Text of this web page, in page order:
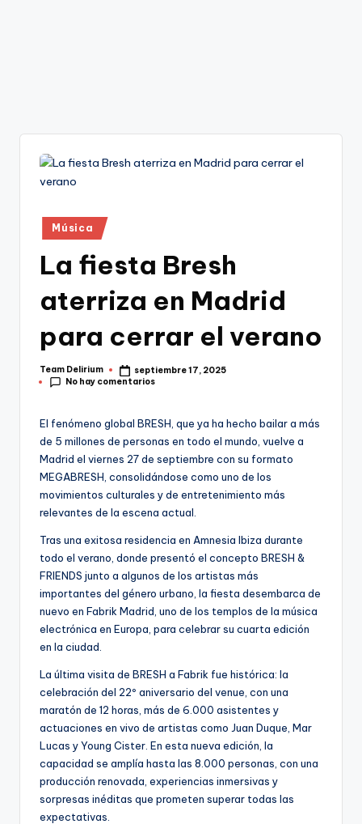
Publicado
en
Música
La fiesta Bresh
aterriza en Madrid
para cerrar el verano
Publicado
por
Team Delirium
septiembre 17, 2025
No hay comentarios
El fenómeno global BRESH, que ya ha hecho bailar a más
de 5 millones de personas en todo el mundo, vuelve a
Madrid el viernes 27 de septiembre con su formato
MEGABRESH, consolidándose como uno de los
movimientos culturales y de entretenimiento más
relevantes de la escena actual.
Tras una exitosa residencia en Amnesia Ibiza durante
todo el verano, donde presentó el concepto BRESH &
FRIENDS junto a algunos de los artistas más
importantes del género urbano, la fiesta desembarca de
nuevo en Fabrik Madrid, uno de los templos de la música
electrónica en Europa, para celebrar su cuarta edición
en la ciudad.
La última visita de BRESH a Fabrik fue histórica: la
celebración del 22º aniversario del venue, con una
maratón de 12 horas, más de 6.000 asistentes y
actuaciones en vivo de artistas como Juan Duque, Mar
Lucas y Young Cister. En esta nueva edición, la
capacidad se amplía hasta las 8.000 personas, con una
producción renovada, experiencias inmersivas y
sorpresas inéditas que prometen superar todas las
expectativas.